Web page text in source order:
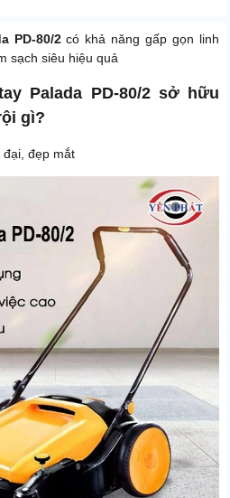
PD-80/2có khả năng gấp gọn linh
sạch siêu hiệu quả
Palada PD-80/2 sở hữu
gì?
đại, đẹp mắt